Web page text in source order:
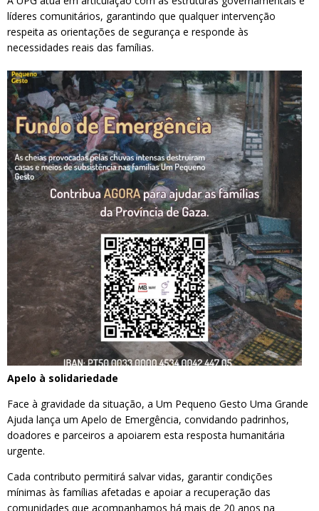
líderes comunitários, garantindo que qualquer intervenção
respeita as orientações de segurança e responde às
necessidades reais das famílias.
Apelo à solidariedade
Face à gravidade da situação, a Um Pequeno Gesto Uma Grande
Ajuda lança um Apelo de Emergência, convidando padrinhos,
doadores e parceiros a apoiarem esta resposta humanitária
urgente.
Cada contributo permitirá salvar vidas, garantir condições
mínimas às famílias afetadas e apoiar a recuperação das
comunidades que acompanhamos há mais de 20 anos na